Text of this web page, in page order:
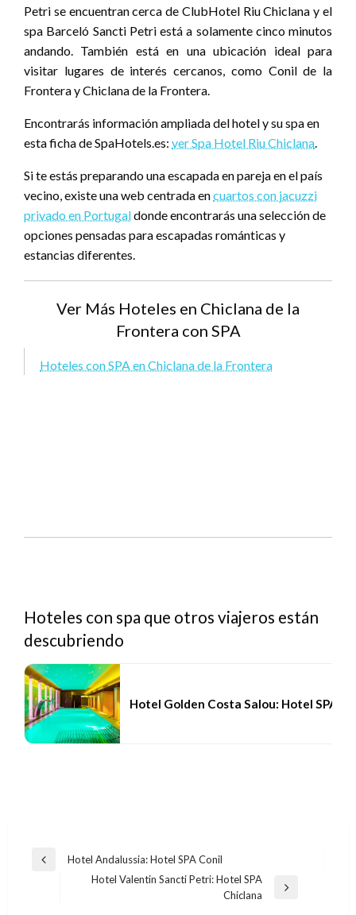
Petri se encuentran cerca de ClubHotel Riu Chiclana y el
spa Barceló Sancti Petri está a solamente cinco minutos
andando. También está en una ubicación ideal para
visitar lugares de interés cercanos, como Conil de la
Frontera y Chiclana de la Frontera.
Encontrarás información ampliada del hotel y su spa en
esta ficha de SpaHotels.es: ver Spa Hotel Riu Chiclana.
Si te estás preparando una escapada en pareja en el país
vecino, existe una web centrada encuartos con jacuzzi
privado en Portugaldonde encontrarás una selección de
opciones pensadas para escapadas románticas y
estancias diferentes.
Ver Más Hoteles en Chiclana de la
Frontera con SPA
Hoteles con SPA en Chiclana de la Frontera
Hoteles con spa que otros viajeros están
descubriendo
Hotel Golden Costa Salou: Hotel SPA
Navegación
Entrada
Hotel Andalussia: Hotel SPA Conil
Hotel Valentin Sancti Petri: Hotel SPA
Chiclana